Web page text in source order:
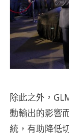
除此之外，
動輸出的影響
統，有助降低